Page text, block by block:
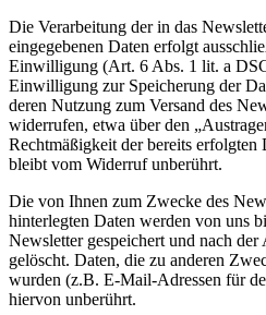
Die Verarbeitung der in das
eingegebenen Daten erfolgt
Einwilligung (Art. 6 Abs. 1 lit. a
Einwilligung zur Speicherung der
deren Nutzung zum Versand des
widerrufen, etwa über den
Rechtmäßigkeit der bereits erfolgten
bleibt vom Widerruf unberührt.
Die von Ihnen zum Zwecke des
hinterlegten Daten werden von uns
Newsletter gespeichert und nach
gelöscht. Daten, die zu anderen
wurden (z.B. E-Mail-Adressen für
hiervon unberührt.